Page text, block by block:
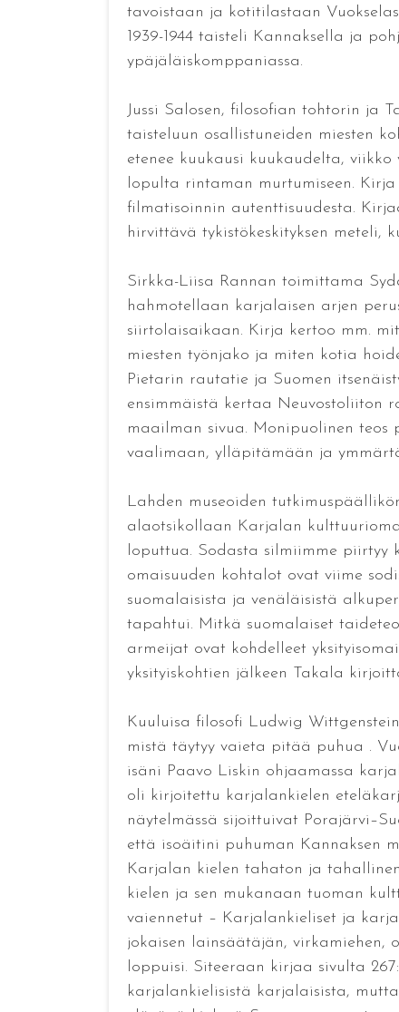
tavoistaan ja kotitilastaan
1939-1944 taisteli Kannaksella ja
ypäjäläiskomppaniassa.
Jussi Salosen, filosofian tohtorin ja
taisteluun osallistuneiden miesten
etenee kuukausi kuukaudelta,
lopulta rintaman murtumiseen.
filmatisoinnin autenttisuudesta.
hirvittävä tykistökeskityksen meteli,
Sirkka-Liisa Rannan toimittama
hahmotellaan karjalaisen arjen
siirtolaisaikaan. Kirja kertoo mm.
miesten työnjako ja miten kotia
Pietarin rautatie ja Suomen
ensimmäistä kertaa Neuvostoliiton
maailman sivua. Monipuolinen
vaalimaan, ylläpitämään ja
Lahden museoiden
alaotsikollaan Karjalan
loputtua. Sodasta silmiimme piirtyy
omaisuuden kohtalot ovat viime
suomalaisista ja venäläisistä
tapahtui. Mitkä suomalaiset
armeijat ovat kohdelleet
yksityiskohtien jälkeen Takala
Kuuluisa filosofi Ludwig
mistä täytyy vaieta pitää puhua .
isäni Paavo Liskin ohjaamassa
oli kirjoitettu karjalankielen
näytelmässä sijoittuivat
että isoäitini puhuman Kannaksen
Karjalan kielen tahaton ja
kielen ja sen mukanaan tuoman
vaiennetut – Karjalankieliset ja
jokaisen lainsäätäjän,
loppuisi. Siteeraan kirjaa sivulta
karjalankielisistä karjalaisista,